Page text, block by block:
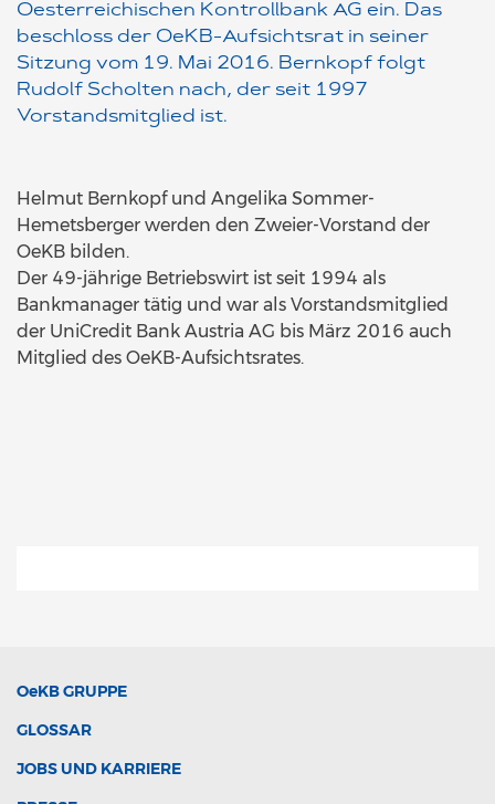
Oesterreichischen Kontrollbank AG ein. Das
beschloss der OeKB-Aufsichtsrat in seiner
Sitzung vom 19. Mai 2016. Bernkopf folgt
Rudolf Scholten nach, der seit 1997
Vorstandsmitglied ist.
Helmut Bernkopf und Angelika Sommer-
Hemetsberger werden den Zweier-Vorstand der
OeKB bilden.
Der 49-jährige Betriebswirt ist seit 1994 als
Bankmanager tätig und war als Vorstandsmitglied
der UniCredit Bank Austria AG bis März 2016 auch
Mitglied des OeKB-Aufsichtsrates.
OeKBGRUPPE
GLOSSAR
JOBS UND KARRIERE